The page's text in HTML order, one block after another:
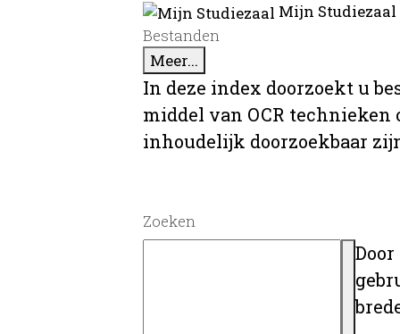
Mijn
Bestanden
Meer...
In deze index doorzoekt u
middel van OCR
inhoudelijk doorzoekbaar
Zoeken